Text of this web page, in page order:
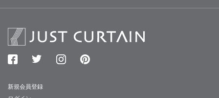
新規会員登録